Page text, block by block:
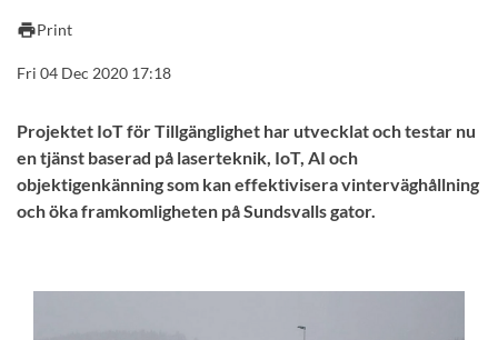
Search syllabus
Search welcomeletters
Library search tool
printPrint
Fri 04 Dec 2020 17:18
Projektet IoT för Tillgänglighet har utvecklat och testar nu
en tjänst baserad på laserteknik, IoT, AI och
objektigenkänning som kan effektivisera vinterväghållning
och öka framkomligheten på Sundsvalls gator.